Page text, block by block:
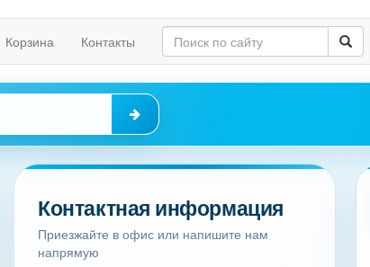
Корзина Контакты
Контактная информация
Приезжайте в офис или напишите нам
напрямую